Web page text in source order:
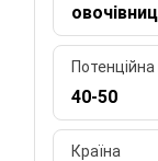
40-50
Країна